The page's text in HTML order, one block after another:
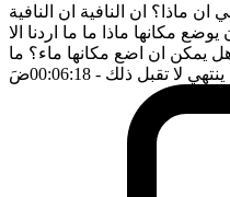
ماذا؟ ان النافية ان النافية
مكانها ماذا ما ما اردنا الا
يمكن ان اضع مكانها ماء؟ ما
ينتهي لا تقبل ذلك - 00:06:18 ضَ